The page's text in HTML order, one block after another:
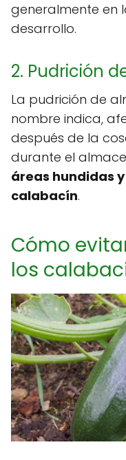
generalmente en
desarrollo.
2. Pudrición
La pudrición de
nombre indica,
después de la
durante el
áreas hundidas
calabacín.
Cómo
los